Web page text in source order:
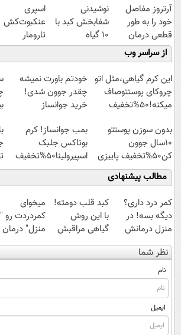
آرتروز مفاصل
خود را به طور
قطعی درمان
کنید!
◗پرسش‌نامه◖
نوشیدنی
شفابخش کبد با
10 گیاه
موثر(تخفیف تا
امشب)
اسپری
عنکبوت‌‌کش
تارومار
ازبین‌برنده
عنکبوت
از سراسر وب
این کرم گیاهی،مثل اتو
چروکای پوستتوصاف
میکنه!50%تخفیف
خودتم باورت نمیشه
چقدر جوون شدی!
خرید جوانساز
ویژه
بدون سوزن پوستتو
10سال جوون
کن50%تخفیف پاییزی
بمب جوانساز! کرم
بوتاکس جلبک
اسپیرولینا50%تخفیف
مطالب پیشنهادی
کمر درد داری؟
دیگه بسه! در
منزل درمانش
کن
(◀پرسش‌نامه)
کبد قلب دومته!
با این روش
گیاهی مراقبش
باش
میخوای
کمردردت رو
منزل" درمان
کنی؟
◂پرسش‌نامه)
نظر شما
نام
ایمیل